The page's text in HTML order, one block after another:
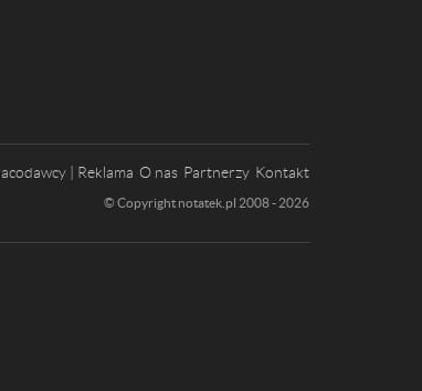
| Reklama O nas Partnerzy Kontakt
© Copyright notatek.pl 2008 - 2026